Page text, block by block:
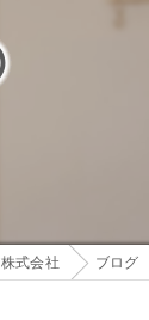
式会社 ブログ